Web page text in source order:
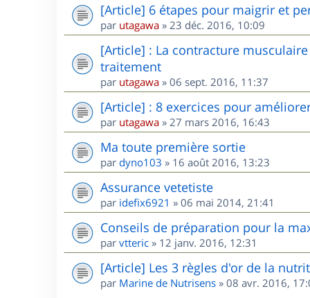
[Article] 6 étapes pour maigrir et
par utagawa » 23 déc. 2016, 10:09
[Article] : La contracture
traitement
par utagawa » 06 sept. 2016, 11:37
[Article] : 8 exercices pour
par utagawa » 27 mars 2016, 16:43
Ma toute première sortie
par dyno103 » 16 août 2016, 13:23
Assurance vetetiste
par idefix6921 » 06 mai 2014, 21:41
Conseils de préparation pour la
par vtteric » 12 janv. 2016, 12:31
[Article] Les 3 règles d'or de la
par Marine de Nutrisens » 08 avr. 2016,